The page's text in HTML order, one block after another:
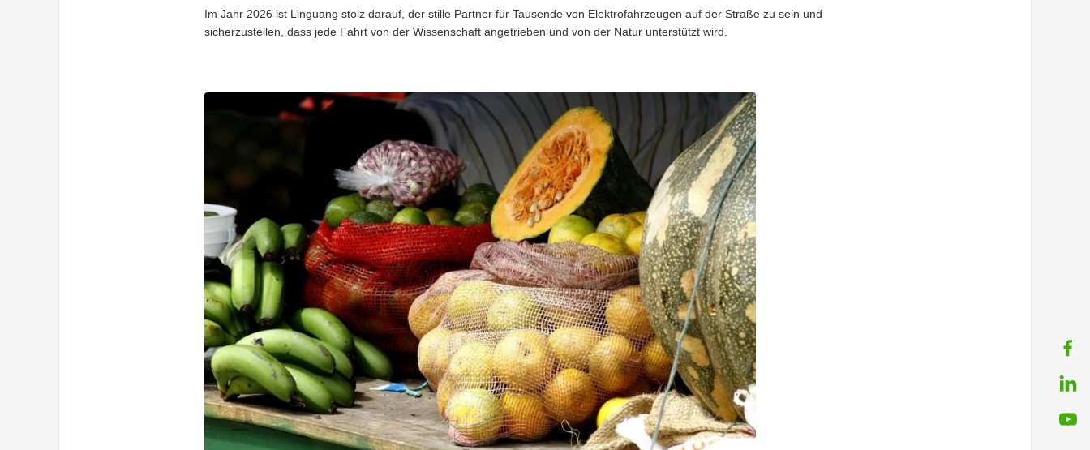
Im Jahr 2026 ist Linguang stolz darauf, der stille Partner für Tausende von Elektrofahrzeugen auf der Straße zu sein und
sicherzustellen, dass jede Fahrt von der Wissenschaft angetrieben und von der Natur unterstützt wird.